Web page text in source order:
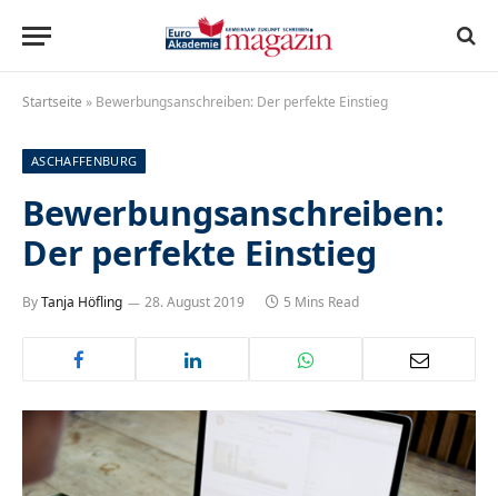
Startseite » Bewerbungsanschreiben: Der perfekte Einstieg
ASCHAFFENBURG
Bewerbungsanschreiben:
Der perfekte Einstieg
ByTanja Höfling 28. August 2019 5 Mins Read